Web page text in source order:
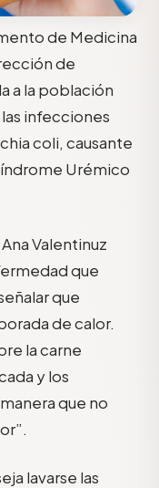
de Medicina
de
a la población
infecciones
coli, causante
Urémico
Valentinuz
que
que
de calor.
la carne
y los
que no
lavarse las